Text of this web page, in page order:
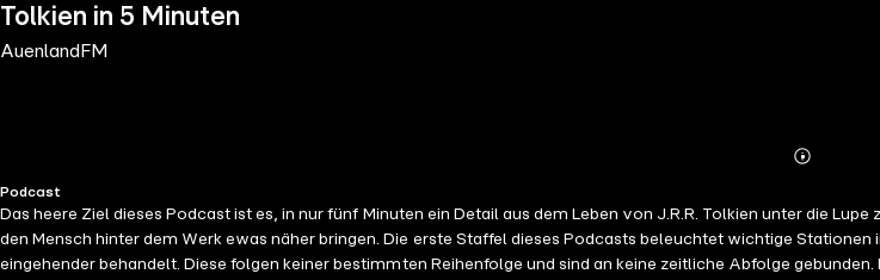
Tolkien in 5 Minuten
AuenlandFM
Mehr
Podcast
Das heere Ziel dieses Podcast ist es, in nur fünf Minuten ein Detail aus dem Leben von J.R.R. Tolkien unter die
den Mensch hinter dem Werk ewas näher bringen. Die erste Staffel dieses Podcasts beleuchtet wichtige
eingehender behandelt. Diese folgen keiner bestimmten Reihenfolge und sind an keine zeitliche Abfolge